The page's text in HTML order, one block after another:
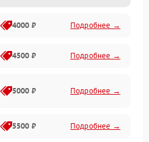
4000 ₽ Подробнее →
4500 ₽ Подробнее →
5000 ₽ Подробнее →
5500 ₽ Подробнее →